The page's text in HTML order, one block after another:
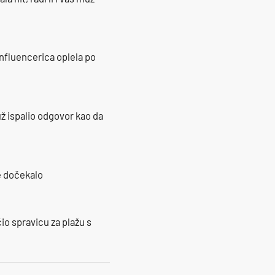
oplela po
ispalio odgovor kao da
dočekalo
spravicu za plažu s